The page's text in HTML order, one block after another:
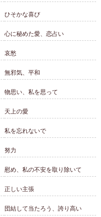
ひそかな喜び
心に秘めた愛、恋占い
哀愁
無邪気、平和
物思い、私を思って
天上の愛
私を忘れないで
努力
慰め、私の不安を取り除いて
正しい主張
団結して当たろう、誇り高い